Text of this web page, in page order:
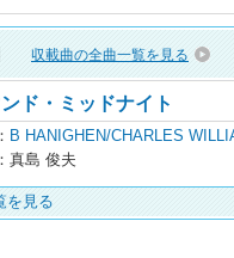
収載曲の全曲一覧を見る
ド・ミッドナイト
B HANIGHEN/CHARLES
真島 俊夫
を見る